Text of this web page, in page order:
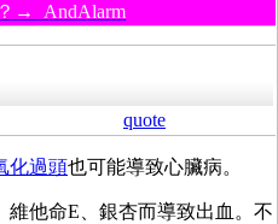
→ AndAlarm
quote
化過頭也可能導致心臟病。
他命E、銀杏而導致出血。不